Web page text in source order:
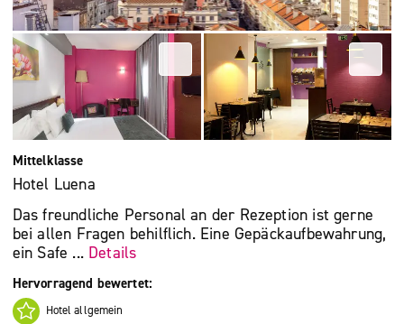
Mittelklasse
Hotel Luena
Das freundliche Personal an der Rezeption ist gerne
bei allen Fragen behilflich. Eine Gepäckaufbewahrung,
ein Safe ... Details
Hervorragend bewertet:
Hotel allgemein